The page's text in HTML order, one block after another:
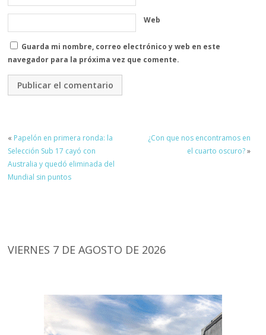
Web
Guarda mi nombre, correo electrónico y web en este
navegador para la próxima vez que comente.
« Papelón en primera ronda: la
Selección Sub 17 cayó con
Australia y quedó eliminada del
Mundial sin puntos
¿Con que nos encontramos en
el cuarto oscuro?»
VIERNES 7 DE AGOSTO DE 2026